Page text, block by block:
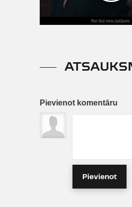
Pievienot komentāru
Pievienot